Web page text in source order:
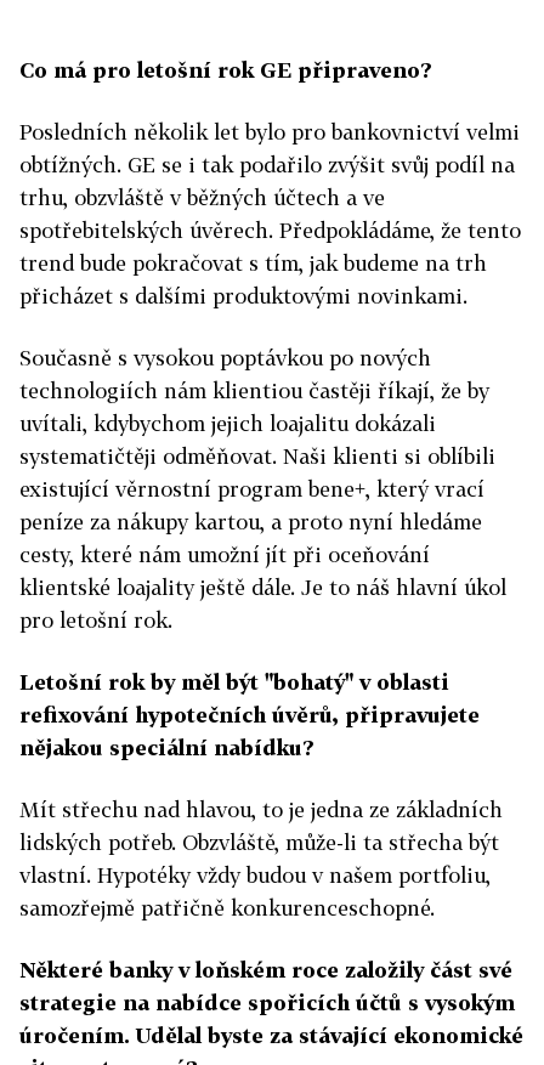
Co má pro letošní rok GE připraveno?
Posledních několik let bylo pro bankovnictví velmi
obtížných. GE se i tak podařilo zvýšit svůj podíl na
trhu, obzvláště v běžných účtech a ve
spotřebitelských úvěrech. Předpokládáme, že tento
trend bude pokračovat s tím, jak budeme na trh
přicházet s dalšími produktovými novinkami.
Současně s vysokou poptávkou po nových
technologiích nám klientiou častěji říkají, že by
uvítali, kdybychom jejich loajalitu dokázali
systematičtěji odměňovat. Naši klienti si oblíbili
existující věrnostní program bene+, který vrací
peníze za nákupy kartou, a proto nyní hledáme
cesty, které nám umožní jít při oceňování
klientské loajality ještě dále. Je to náš hlavní úkol
pro letošní rok.
Letošní rok by měl být "bohatý" v oblasti
refixování hypotečních úvěrů, připravujete
nějakou speciální nabídku?
Mít střechu nad hlavou, to je jedna ze základních
lidských potřeb. Obzvláště, může-li ta střecha být
vlastní. Hypotéky vždy budou v našem portfoliu,
samozřejmě patřičně konkurenceschopné.
Některé banky v loňském roce založily část své
strategie na nabídce spořicích účtů s vysokým
úročením. Udělal byste za stávající ekonomické